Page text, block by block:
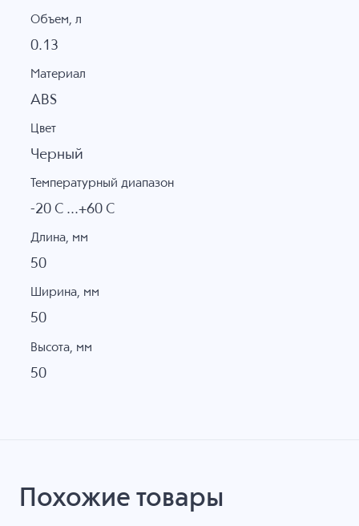
Объем, л
0.13
Материал
ABS
Цвет
Черный
Температурный диапазон
-20 C ...+60 C
Длина, мм
50
Ширина, мм
50
Высота, мм
50
Похожие товары